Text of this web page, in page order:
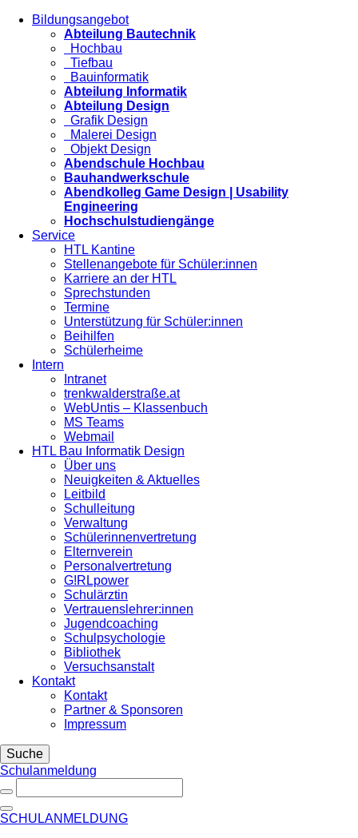
Bildungsangebot
Abteilung Bautechnik
Hochbau
Tiefbau
Bauinformatik
Abteilung Informatik
Abteilung Design
Grafik Design
Malerei Design
Objekt Design
Abendschule Hochbau
Bauhandwerkschule
Abendkolleg Game Design | Usability
Engineering
Hochschulstudiengänge
Service
HTL Kantine
Stellenangebote für Schüler:innen
Karriere an der HTL
Sprechstunden
Termine
Unterstützung für Schüler:innen
Beihilfen
Schülerheime
Intern
Intranet
trenkwalderstraße.at
WebUntis – Klassenbuch
MS Teams
Webmail
HTL Bau Informatik Design
Über uns
Neuigkeiten & Aktuelles
Leitbild
Schulleitung
Verwaltung
Schülerinnenvertretung
Elternverein
Personalvertretung
G!RLpower
Schulärztin
Vertrauenslehrer:innen
Jugendcoaching
Schulpsychologie
Bibliothek
Versuchsanstalt
Kontakt
Kontakt
Partner & Sponsoren
Impressum
Suche
Schulanmeldung
SCHULANMELDUNG